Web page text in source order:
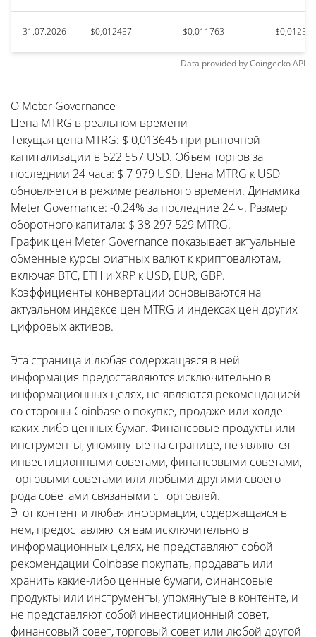
31.07.2026 $0,012457 $0,011763 $0,012573
Data provided byCoingeckoAPI
О Meter Governance
Цена MTRG в реальном времени
Текущая цена MTRG: $ 0,013645 при рыночной
капитализации в 522 557 USD. Объем торгов за
последнии 24 часа: $ 7 979 USD. Цена MTRG к USD
обновляется в режиме реального времени. Динамика
Meter Governance: -0.24% за последние 24 ч. Размер
оборотного капитала: $ 38 297 529 MTRG.
График цен Meter Governance показывает актуальные
обменные курсы фиатных валют к криптовалютам,
включая BTC, ETH и XRP к USD, EUR, GBP.
Коэффициенты конвертации основываются на
актуальном индексе цен MTRG и индексах цен других
цифровых активов.
Эта страница и любая содержащаяся в ней
информация предоставляются исключительно в
информационных целях, не являются рекомендацией
со стороны Coinbase о покупке, продаже или холде
каких-либо ценных бумаг. Финансовые продукты или
инструменты, упомянутые на странице, не являются
инвестиционными советами, финансовыми советами,
торговыми советами или любыми другими своего
рода советами связаными с торговлей.
Этот контент и любая информация, содержащаяся в
нем, предоставляются вам исключительно в
информационных целях, не представляют собой
рекомендации Coinbase покупать, продавать или
хранить какие-либо ценные бумаги, финансовые
продукты или инструменты, упомянутые в контенте, и
не представляют собой инвестиционный совет,
финансовый совет, торговый совет или любой другой